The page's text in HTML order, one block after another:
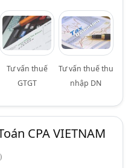
Tư vấn thuế
GTGT
Tư vấn thuế thu
nhập DN
CPA VIETNAM